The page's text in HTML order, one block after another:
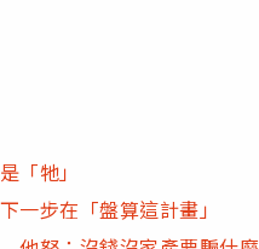
「牠」
步在「盤算這計畫」